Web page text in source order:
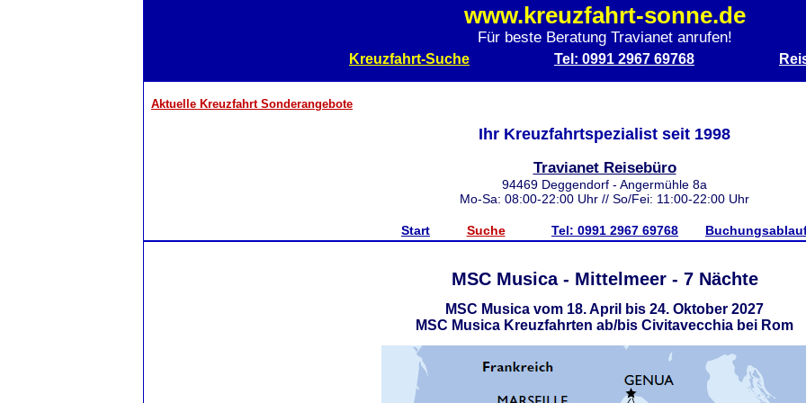
www.kreuzfahrt-sonne.de
Für beste Beratung Travianet anrufen!
Kreuzfahrt-Suche Tel: 0991 2967 69768
Aktuelle Kreuzfahrt Sonderangebote
Ihr Kreuzfahrtspezialist seit 1998
Travianet Reisebüro
94469 Deggendorf - Angermühle 8a
Mo-Sa: 08:00-22:00 Uhr // So/Fei: 11:00-22:00 Uhr
Start Suche Tel: 0991 2967 69768
MSC Musica - Mittelmeer - 7 Nächte
MSC Musica vom 18. April bis 24. Oktober 2027
MSC Musica Kreuzfahrten ab/bis Civitavecchia bei Rom